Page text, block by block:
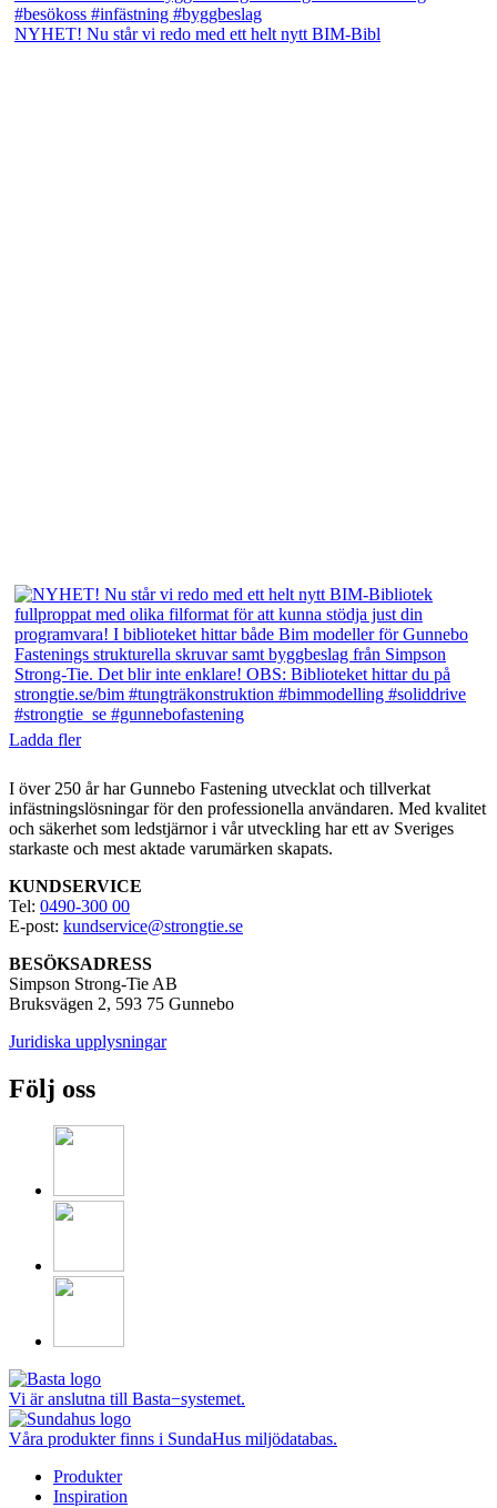
NYHET! Nu står vi redo med ett helt nytt BIM-Bibl
Ladda fler
I över 250 år har Gunnebo Fastening utvecklat och tillverkat
infästningslösningar för den professionella användaren. Med kvalitet
och säkerhet som ledstjärnor i vår utveckling har ett av Sveriges
starkaste och mest aktade varumärken skapats.
KUNDSERVICE
Tel: 0490-300 00
E-post: kundservice@strongtie.se
BESÖKSADRESS
Simpson Strong-Tie AB
Bruksvägen 2, 593 75 Gunnebo
Juridiska upplysningar
Följ oss
Vi är anslutna till Basta−systemet.
Våra produkter finns i SundaHus miljödatabas.
Produkter
Inspiration